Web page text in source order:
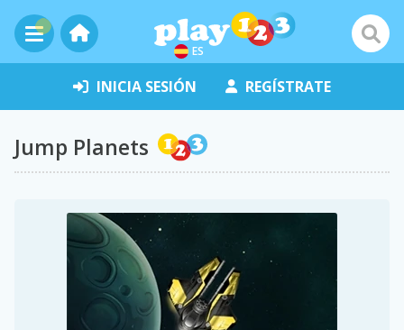
ES
INICIA SESIÓN REGÍSTRATE
Jump Planets